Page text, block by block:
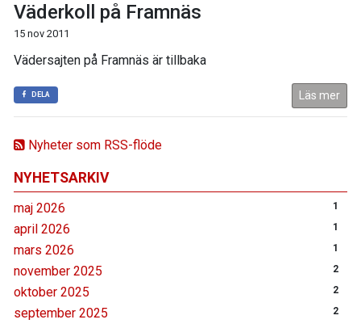
Nyheter som RSS-flöde
NYHETSARKIV
maj 2026 1
april 2026 1
mars 2026 1
november 2025 2
oktober 2025 2
september 2025 2
Väderkoll på Framnäs
15 nov 2011
Vädersajten på Framnäs är tillbaka
DELA Läs mer